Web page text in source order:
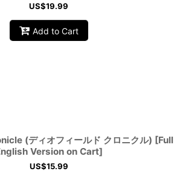
US$19.99
Add to Cart
(ディオフィールド クロニクル) [Full
Version on Cart]
US$15.99